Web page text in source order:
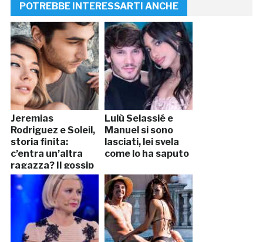
POTREBBE INTERESSARTI ANCHE
Jeremias
Rodriguez e Soleil,
storia finita:
c’entra un’altra
ragazza? Il gossip
Lulù Selassié e
Manuel si sono
lasciati, lei svela
come lo ha saputo